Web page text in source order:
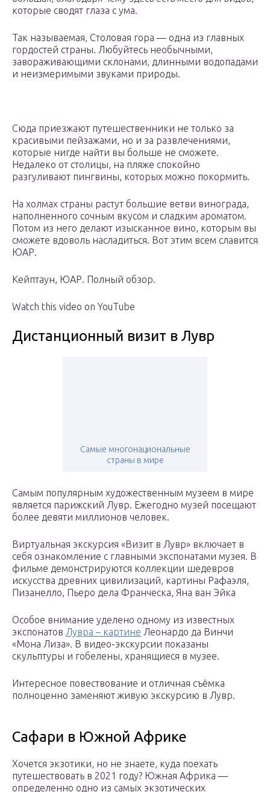
которые сводят глаза с ума.
Так называемая, Столовая гора — одна из главных
гордостей страны. Любуйтесь необычными,
завораживающими склонами, длинными водопадами
и неизмеримыми звуками природы.
Сюда приезжают путешественники не только за
красивыми пейзажами, но и за развлечениями,
которые нигде найти вы больше не сможете.
Недалеко от столицы, на пляже спокойно
разгуливают пингвины, которых можно покормить.
На холмах страны растут большие ветви винограда,
наполненного сочным вкусом и сладким ароматом.
Потом из него делают изысканное вино, которым вы
сможете вдоволь насладиться. Вот этим всем славится
ЮАР.
Кейптаун, ЮАР. Полный обзор.
Watch this video on YouTube
Дистанционный визит в Лувр
Самые многонациональные
страны в мире
Самым популярным художественным музеем в мире
является парижский Лувр. Ежегодно музей посещают
более девяти миллионов человек.
Виртуальная экскурсия «Визит в Лувр» включает в
себя ознакомление с главными экспонатами музея. В
фильме демонстрируются коллекции шедевров
искусства древних цивилизаций, картины Рафаэля,
Пизанелло, Пьеро дела Франческа, Яна ван Эйка
Особое внимание уделено одному из известных
экспонатов Лувра – картине Леонардо да Винчи
«Мона Лиза». В видео-экскурсии показаны
скульптуры и гобелены, хранящиеся в музее.
Интересное повествование и отличная съёмка
полноценно заменяют живую экскурсию в Лувр.
Сафари в Южной Африке
Хочется экзотики, но не знаете, куда поехать
путешествовать в 2021 году? Южная Африка —
определенно одно из самых экзотических